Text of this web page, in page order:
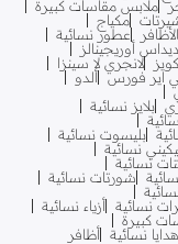
ملابس مقاسات كبيرة
مكياج
عطور نسائية
أوريجينالز
لانجري لا سينزا
اير فورس ألدو
بلايز نسائية
بليسوت نسائية
نسائية
نسائية
شورتات نسائية
نسائية أزياء نسائية
كبيرة
نسائية أظافر